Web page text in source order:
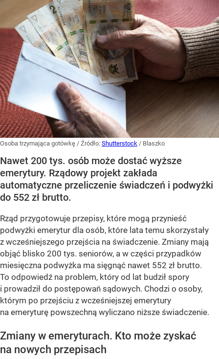
Osoba trzymająca gotówkę / Źródło: Shutterstock / Blaszko
Nawet 200 tys. osób może dostać wyższe
emerytury. Rządowy projekt zakłada
automatyczne przeliczenie świadczeń i podwyżki
do 552 zł brutto.
Rząd przygotowuje przepisy, które mogą przynieść
podwyżki emerytur dla osób, które lata temu skorzystały
z wcześniejszego przejścia na świadczenie. Zmiany mają
objąć blisko 200 tys. seniorów, a w części przypadków
miesięczna podwyżka ma sięgnąć nawet 552 zł brutto.
To odpowiedź na problem, który od lat budził spory
i prowadził do postępowań sądowych. Chodzi o osoby,
którym po przejściu z wcześniejszej emerytury
na emeryturę powszechną wyliczano niższe świadczenie.
Zmiany w emeryturach. Kto może zyskać
na nowych przepisach